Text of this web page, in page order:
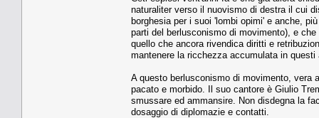
naturaliter verso il nuovismo di destra il cui
borghesia per i suoi 'lombi opimi' e anche,
parti del berlusconismo di movimento), e
quello che ancora rivendica diritti e
mantenere la ricchezza accumulata in
A questo berlusconismo di movimento, vera
pacato e morbido. Il suo cantore è Giulio
smussare ed ammansire. Non disdegna la
dosaggio di diplomazie e contatti.